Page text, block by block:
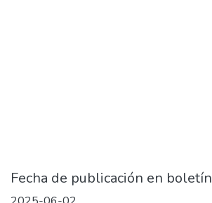
Fecha de publicación en boletín